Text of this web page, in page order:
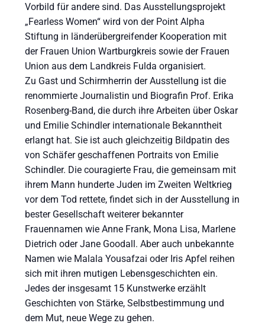
Vorbild für andere sind. Das Ausstellungsprojekt
„Fearless Women“ wird von der Point Alpha
Stiftung in länderübergreifender Kooperation mit
der Frauen Union Wartburgkreis sowie der Frauen
Union aus dem Landkreis Fulda organisiert.
Zu Gast und Schirmherrin der Ausstellung ist die
renommierte Journalistin und Biografin Prof. Erika
Rosenberg-Band, die durch ihre Arbeiten über Oskar
und Emilie Schindler internationale Bekanntheit
erlangt hat. Sie ist auch gleichzeitig Bildpatin des
von Schäfer geschaffenen Portraits von Emilie
Schindler. Die couragierte Frau, die gemeinsam mit
ihrem Mann hunderte Juden im Zweiten Weltkrieg
vor dem Tod rettete, findet sich in der Ausstellung in
bester Gesellschaft weiterer bekannter
Frauennamen wie Anne Frank, Mona Lisa, Marlene
Dietrich oder Jane Goodall. Aber auch unbekannte
Namen wie Malala Yousafzai oder Iris Apfel reihen
sich mit ihren mutigen Lebensgeschichten ein.
Jedes der insgesamt 15 Kunstwerke erzählt
Geschichten von Stärke, Selbstbestimmung und
dem Mut, neue Wege zu gehen.